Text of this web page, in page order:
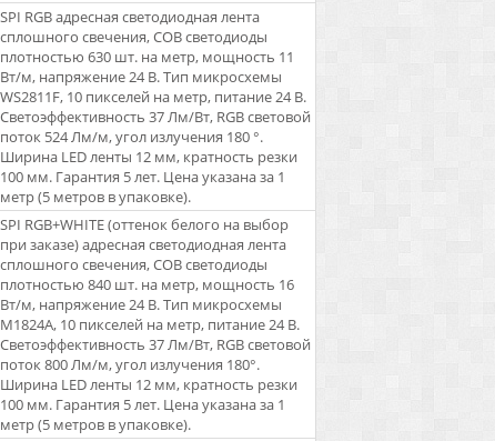
SPI RGB адресная светодиодная лента
сплошного свечения, COB светодиоды
плотностью 630 шт. на метр, мощность 11
Вт/м, напряжение 24 В. Тип микросхемы
WS2811F, 10 пикселей на метр, питание 24 В.
Светоэффективность 37 Лм/Вт, RGB световой
поток 524 Лм/м, угол излучения 180 °.
Ширина LED ленты 12 мм, кратность резки
100 мм. Гарантия 5 лет. Цена указана за 1
метр (5 метров в упаковке).
SPI RGB+WHITE (оттенок белого на выбор
при заказе) адресная светодиодная лента
сплошного свечения, COB светодиоды
плотностью 840 шт. на метр, мощность 16
Вт/м, напряжение 24 В. Тип микросхемы
M1824A, 10 пикселей на метр, питание 24 В.
Светоэффективность 37 Лм/Вт, RGB световой
поток 800 Лм/м, угол излучения 180°.
Ширина LED ленты 12 мм, кратность резки
100 мм. Гарантия 5 лет. Цена указана за 1
метр (5 метров в упаковке).